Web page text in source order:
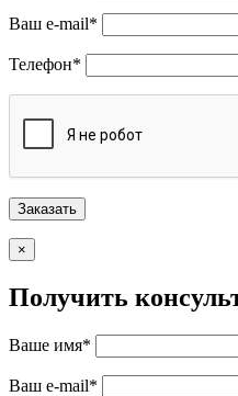
Ваш e-mail*
Телефон*
×
Получить
Ваше имя*
Ваш e-mail*